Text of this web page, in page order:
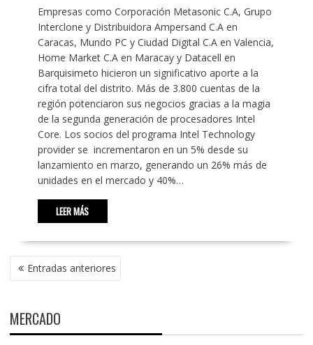
Empresas como Corporación Metasonic C.A, Grupo
Interclone y Distribuidora Ampersand C.A en
Caracas, Mundo PC y Ciudad Digital C.A en Valencia,
Home Market C.A en Maracay y Datacell en
Barquisimeto hicieron un significativo aporte a la
cifra total del distrito. Más de 3.800 cuentas de la
región potenciaron sus negocios gracias a la magia
de la segunda generación de procesadores Intel
Core. Los socios del programa Intel Technology
provider se incrementaron en un 5% desde su
lanzamiento en marzo, generando un 26% más de
unidades en el mercado y 40%…
LEER MÁS
NAVEGACIÓN
DE Entradas anteriores
MERCADO